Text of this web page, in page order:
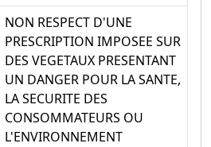
NON RESPECT D'UNE
PRESCRIPTION IMPOSEE SUR
DES VEGETAUX PRESENTANT
UN DANGER POUR LA SANTE,
LA SECURITE DES
CONSOMMATEURS OU
L'ENVIRONNEMENT